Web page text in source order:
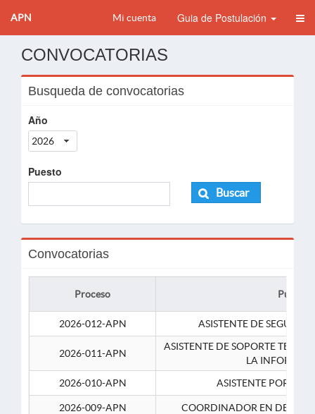
APN Mi cuenta Guia de Postulación
CONVOCATORIAS
Busqueda de convocatorias
Año
2026
Puesto
Buscar
Convocatorias
Proceso Puesto
2026-012-APN ASISTENTE DE
2026-011-APN
ASISTENTE DE SOPORTE
LA
2026-010-APN
ASISTENTE
2026-009-APN COORDINADOR EN